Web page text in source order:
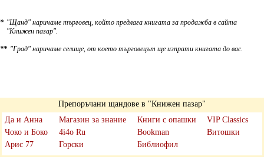
* "Щанд" наричаме търговец, който предлага книгата за продажба в сайта
"Книжен пазар".
** "Град" наричаме селище, от което търговецът ще изпрати книгата до вас.
Препоръчани щандове в "Книжен пазар"
Да и Анна
Чоко и Боко
Арис 77
Магазин за знание
4i4o Ru
Горски
Книги с опашки
Bookman
Библиофил
VIP Classics
Витошки